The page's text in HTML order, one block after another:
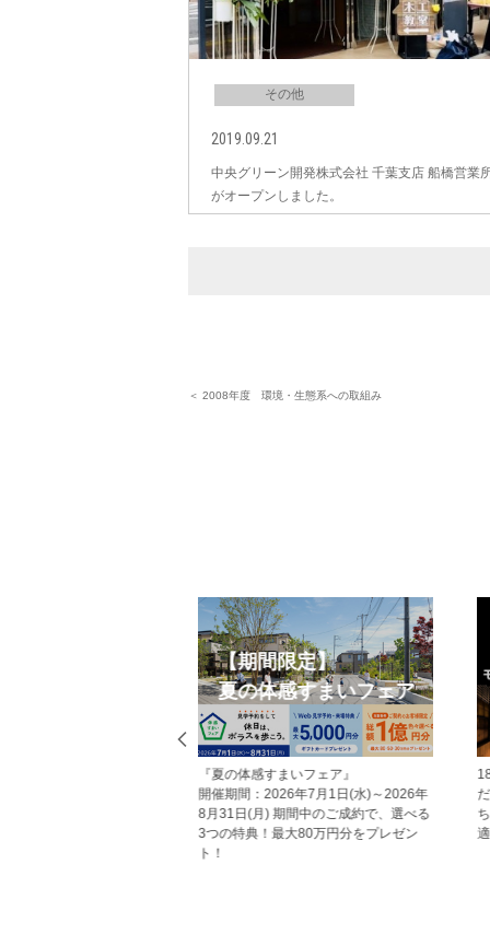
その他
2019.09.21
中央グリーン開発株式会社 千葉支店 船橋営業
がオープンしました。
＜ 2008年度 環境・生態系への取組み
オープンハウス
今週開催予定のモデルハウス見学会・
現地見学会の一覧です。 ぜひお気軽に
お越しくださいませ。